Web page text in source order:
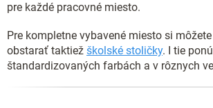
pre každé pracovné miesto.
Pre kompletne vybavené miesto si
obstarať taktiež školské stoličky. I tie
štandardizovaných farbách a v rôznych